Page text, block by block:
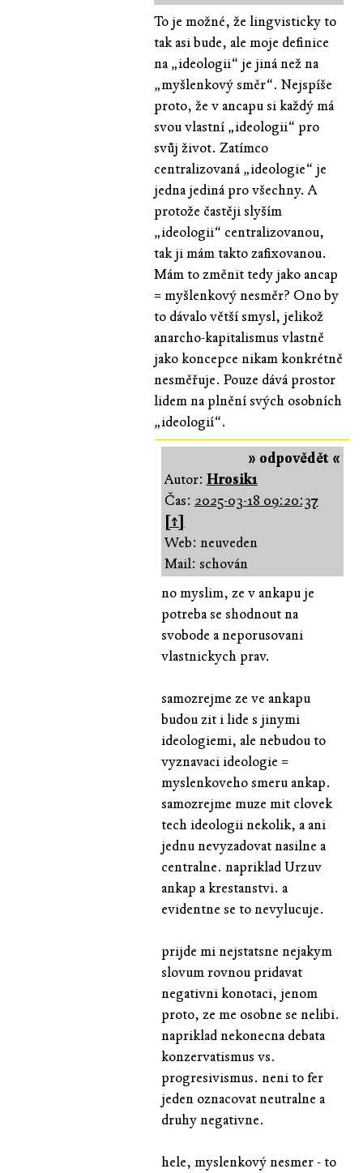
To je možné, že lingvisticky to
tak asi bude, ale moje definice
na „ideologii“ je jiná než na
„myšlenkový směr“. Nejspíše
proto, že v ancapu si každý má
svou vlastní „ideologii“ pro
svůj život. Zatímco
centralizovaná „ideologie“ je
jedna jediná pro všechny. A
protože častěji slyším
„ideologii“ centralizovanou,
tak ji mám takto zafixovanou.
Mám to změnit tedy jako ancap
= myšlenkový nesměr? Ono by
to dávalo větší smysl, jelikož
anarcho-kapitalismus vlastně
jako koncepce nikam konkrétně
nesměřuje. Pouze dává prostor
lidem na plnění svých osobních
„ideologií“.
» odpovědět «
Autor: Hrosik1
Čas: 2025-03-18 09:20:37
[↑]
Web: neuveden
Mail: schován
no myslim, ze v ankapu je
potreba se shodnout na
svobode a neporusovani
vlastnickych prav.
samozrejme ze ve ankapu
budou zit i lide s jinymi
ideologiemi, ale nebudou to
vyznavaci ideologie =
myslenkoveho smeru ankap.
samozrejme muze mit clovek
tech ideologii nekolik, a ani
jednu nevyzadovat nasilne a
centralne. napriklad Urzuv
ankap a krestanstvi. a
evidentne se to nevylucuje.
prijde mi nejstatsne nejakym
slovum rovnou pridavat
negativni konotaci, jenom
proto, ze me osobne se nelibi.
napriklad nekonecna debata
konzervatismus vs.
progresivismus. neni to fer
jeden oznacovat neutralne a
druhy negativne.
hele, myslenkový nesmer - to